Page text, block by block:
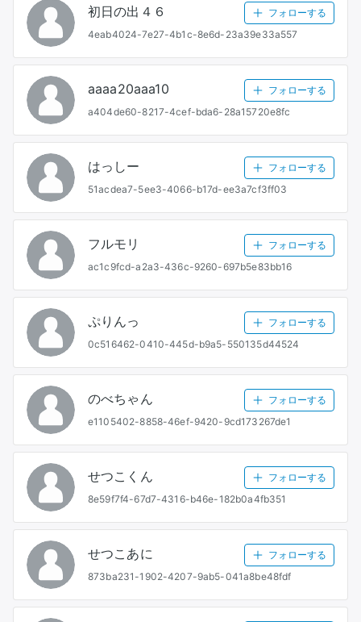
初日の出４６
フォローする
4eab4024-7e27-4b1c-8e6d-23a39e33a557
aaaa20aaa10
フォローする
a404de60-8217-4cef-bda6-28a15720e8fc
はっしー
フォローする
51acdea7-5ee3-4066-b17d-ee3a7cf3ff03
フルモリ
フォローする
ac1c9fcd-a2a3-436c-9260-697b5e83bb16
ぷりんっ
フォローする
0c516462-0410-445d-b9a5-550135d44524
のべちゃん
フォローする
e1105402-8858-46ef-9420-9cd173267de1
せつこくん
フォローする
8e59f7f4-67d7-4316-b46e-182b0a4fb351
せつこあに
フォローする
873ba231-1902-4207-9ab5-041a8be48fdf